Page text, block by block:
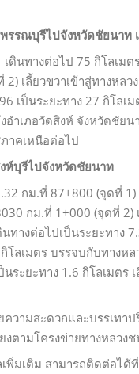
พรรณบุรีไปจังหวัดชัยนาท
ดินทางต่อไป 75 กิโลเม
2) เลี้ยวขวาเข้าสู่ทางห
เป็นระยะทาง 27 กิโล
อำเภอวัดสิงห์ จังหวัดชัย
าคเหนือต่อไป
งห์บุรีไปจังหวัดชัยนาท
กม.ที่ 87+800 (จุดที่
กม.ที่ 1+000 (จุดที่
ทางต่อไปเป็นระยะทาง
โลเมตร บรรจบกับทาง
ระยะทาง 1.6 กิโลเมตร
วามสะดวกและบรรเทา
ตามโครงข่ายทางหลวง
พิ่มเติม สามารถติดต่อได้